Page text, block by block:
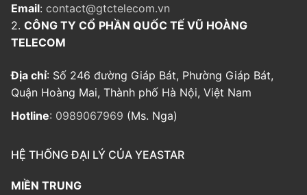
Email: contact@gtctelecom.vn
2. CÔNG TY CỔ PHẦN QUỐC TẾ VŨ HOÀNG
TELECOM
Địa chỉ: Số 246 đường Giáp Bát, Phường Giáp Bát,
Quận Hoàng Mai, Thành phố Hà Nội, Việt Nam
Hotline: 0989067969 (Ms. Nga)
HỆ THỐNG ĐẠI LÝ CỦA YEASTAR
MIỀN TRUNG